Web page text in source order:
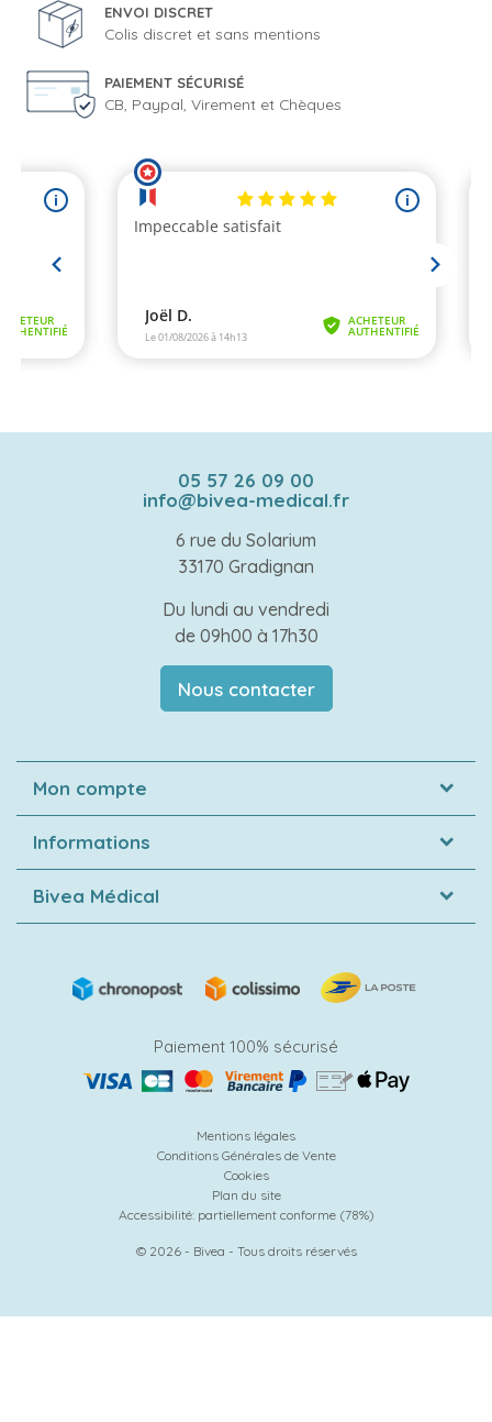
ENVOI DISCRET
Colis discret et sans mentions
PAIEMENT SÉCURISÉ
CB, Paypal, Virement et Chèques
05 57 26 09 00
info@bivea-medical.fr
6 rue du Solarium
33170 Gradignan
Du lundi au vendredi
de 09h00 à 17h30
Nous contacter
Mon compte
Informations
Bivea Médical
Paiement 100% sécurisé
Mentions légales
Conditions Générales de Vente
Cookies
Plan du site
Accessibilité: partiellement conforme (78%)
© 2026 - Bivea - Tous droits réservés